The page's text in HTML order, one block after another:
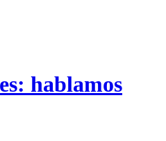
hablamos